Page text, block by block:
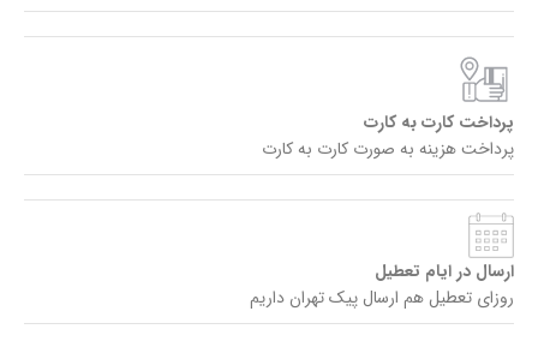
پرداخت کارت به کارت
پرداخت هزینه به صورت کارت به کارت
ارسال در ایام تعطیل
روزای تعطیل هم ارسال پیک تهران داریم